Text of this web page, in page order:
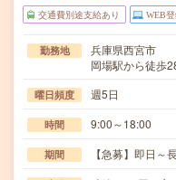
交通費別途支給あり WEB
勤務地
兵庫県西宮市
岡場駅から徒歩
曜日頻度 週5日
時間 9:00～18:00
期間 【急募】即日～